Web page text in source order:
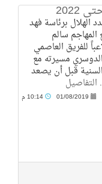
الهلال برئاسة فهد
سالم
للفريق العاصمي
وبدأ الدوسري مسيرته مع
قبل أن يصعد
التفاصيل
01/08/2019